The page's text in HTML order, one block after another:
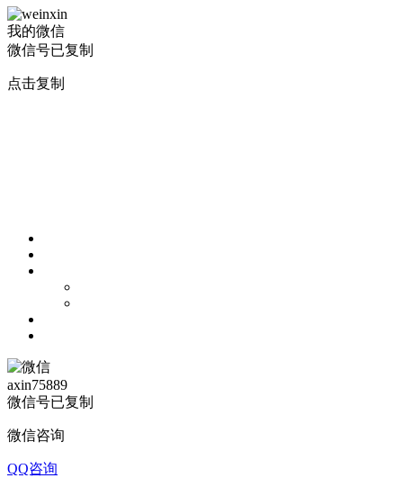
我的微信
微信号已复制
点击复制
axin75889
微信号已复制
微信咨询
QQ咨询